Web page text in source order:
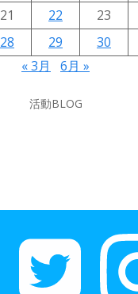
21 22 23
28 29 30
« 3月
6月 »
活動BLOG